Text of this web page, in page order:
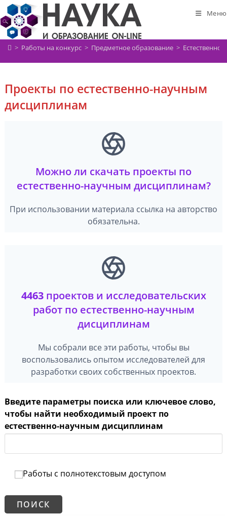
Перейти
к
содержимому
Меню
> Работы на конкурс > Предметное образование >
Проекты по естественно-научным
дисциплинам
Можно ли скачать проекты по
естественно-научным дисциплинам?
При использовании материала ссылка на авторство
обязательна.
4463проектов и исследовательских
работ по естественно-научным
дисциплинам
Мы собрали все эти работы, чтобы вы
воспользовались опытом исследователей для
разработки своих собственных проектов.
Введите параметры поиска или ключевое слово,
чтобы найти необходимый проект по
естественно-научным дисциплинам
Работы с полнотекстовым доступом